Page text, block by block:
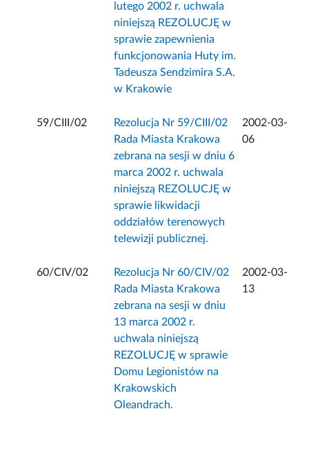
lutego 2002 r. uchwala
niniejszą REZOLUCJĘ w
sprawie zapewnienia
funkcjonowania Huty im.
Tadeusza Sendzimira S.A.
w Krakowie
59/CIII/02
Rezolucja Nr 59/CIII/02
Rada Miasta Krakowa
zebrana na sesji w dniu 6
marca 2002 r. uchwala
niniejszą REZOLUCJĘ w
sprawie likwidacji
oddziałów terenowych
telewizji publicznej.
2002-03-
06
60/CIV/02
Rezolucja Nr 60/CIV/02
Rada Miasta Krakowa
zebrana na sesji w dniu
13 marca 2002 r.
uchwala niniejszą
REZOLUCJĘ w sprawie
Domu Legionistów na
Krakowskich
Oleandrach.
2002-03-
13